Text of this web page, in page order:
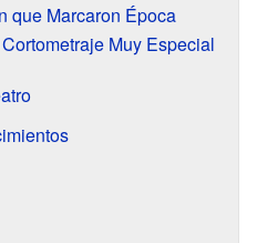
que Marcaron Época
Muy Especial